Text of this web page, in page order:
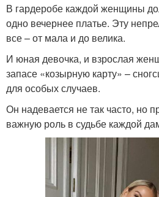
В гардеробе каждой женщины
одно вечернее платье. Эту
все – от мала и до велика.
И юная девочка, и взрослая
запасе «козырную карту» –
для особых случаев.
Он надевается не так часто, но
важную роль в судьбе каждой